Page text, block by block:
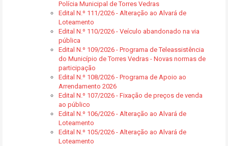
Polícia Municipal de Torres Vedras
Edital N.º 111/2026 - Alteração ao Alvará de
Loteamento
Edital N.º 110/2026 - Veículo abandonado na via
pública
Edital N.º 109/2026 - Programa de Teleassistência
do Município de Torres Vedras - Novas normas de
participação
Edital N.º 108/2026 - Programa de Apoio ao
Arrendamento 2026
Edital N.º 107/2026 - Fixação de preços de venda
ao público
Edital N.º 106/2026 - Alteração ao Alvará de
Loteamento
Edital N.º 105/2026 - Alteração ao Alvará de
Loteamento